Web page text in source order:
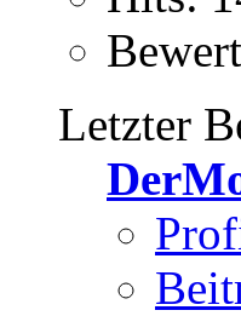
Letzter